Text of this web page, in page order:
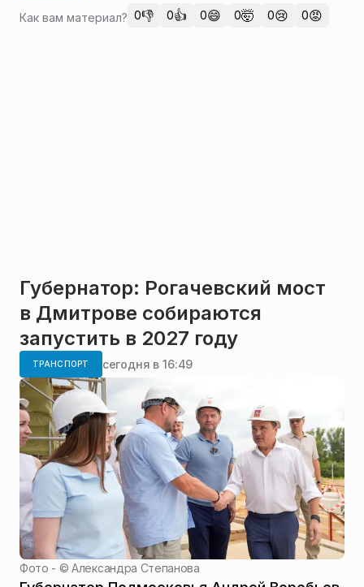
Как вам материал? 0👎 0👍 0😄 0🤯 0😢 0😡
Губернатор: Рогачевский мост
в Дмитрове собираются
запустить в 2027 году
ТРАНСПОРТ сегодня в 16:49
Фото - ©Александра Степанова